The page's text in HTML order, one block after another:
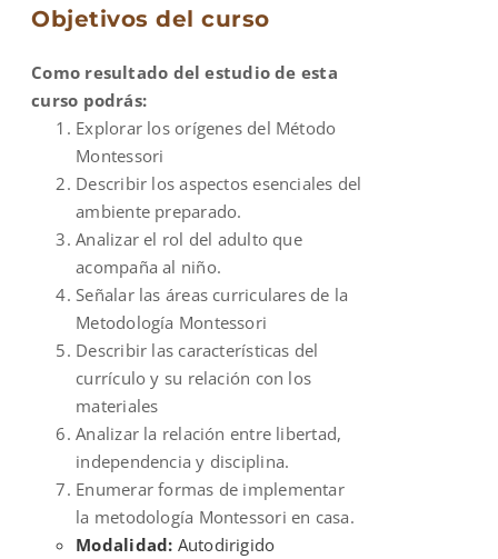
Objetivos del curso
Como resultado del estudio de esta
curso podrás:
Explorar los orígenes del Método
Montessori
Describir los aspectos esenciales del
ambiente preparado.
Analizar el rol del adulto que
acompaña al niño.
Señalar las áreas curriculares de la
Metodología Montessori
Describir las características del
currículo y su relación con los
materiales
Analizar la relación entre libertad,
independencia y disciplina.
Enumerar formas de implementar
la metodología Montessori en casa.
Modalidad: Autodirigido